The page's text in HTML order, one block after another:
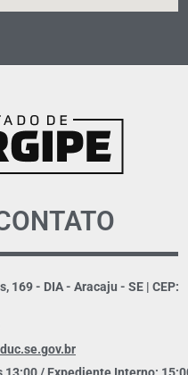
169 - DIA - Aracaju - SE | CEP: